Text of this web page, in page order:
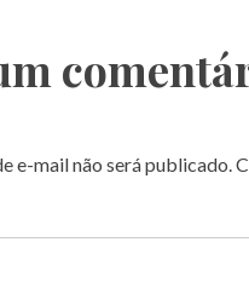
e-mail não será publicado.